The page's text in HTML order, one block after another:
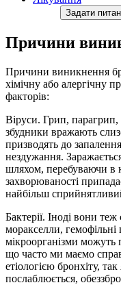
Задати
Причини
Причини виникнення
хімічну або алергічну
факторів:
Віруси. Грип, парагрип,
збудники вражають
призводять до
нездужання.
шляхом, перебуваючи в
захворюваності
найбільш сприйнятливий
Бактерії. Іноді вони
моракселли, гемофільні
мікроорганізми можуть
що часто ми маємо
етіологією бронхіту,
послаблюється,